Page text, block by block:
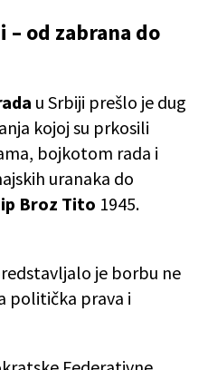
– od zabrana do
u Srbiji prešlo je dug
kojoj su prkosili
bojkotom rada i
uranaka do
Broz Tito 1945.
je borbu ne
politička prava i